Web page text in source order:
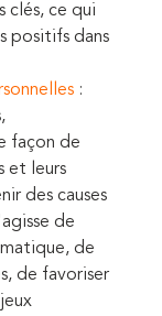
clés, ce qui
positifs dans
:
façon de
et leurs
des causes
de
de
de favoriser